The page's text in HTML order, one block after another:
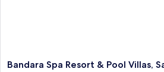
Bandara
Bandara Spa Resort & Pool Villas,